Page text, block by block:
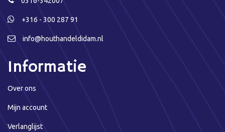
+316 - 300 287 91
info@houthandeldidam.nl
Informatie
Over ons
Mijn account
Verlanglijst